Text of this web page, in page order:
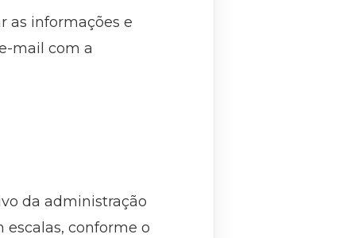
as informações e
mail com a
da administração
conforme o